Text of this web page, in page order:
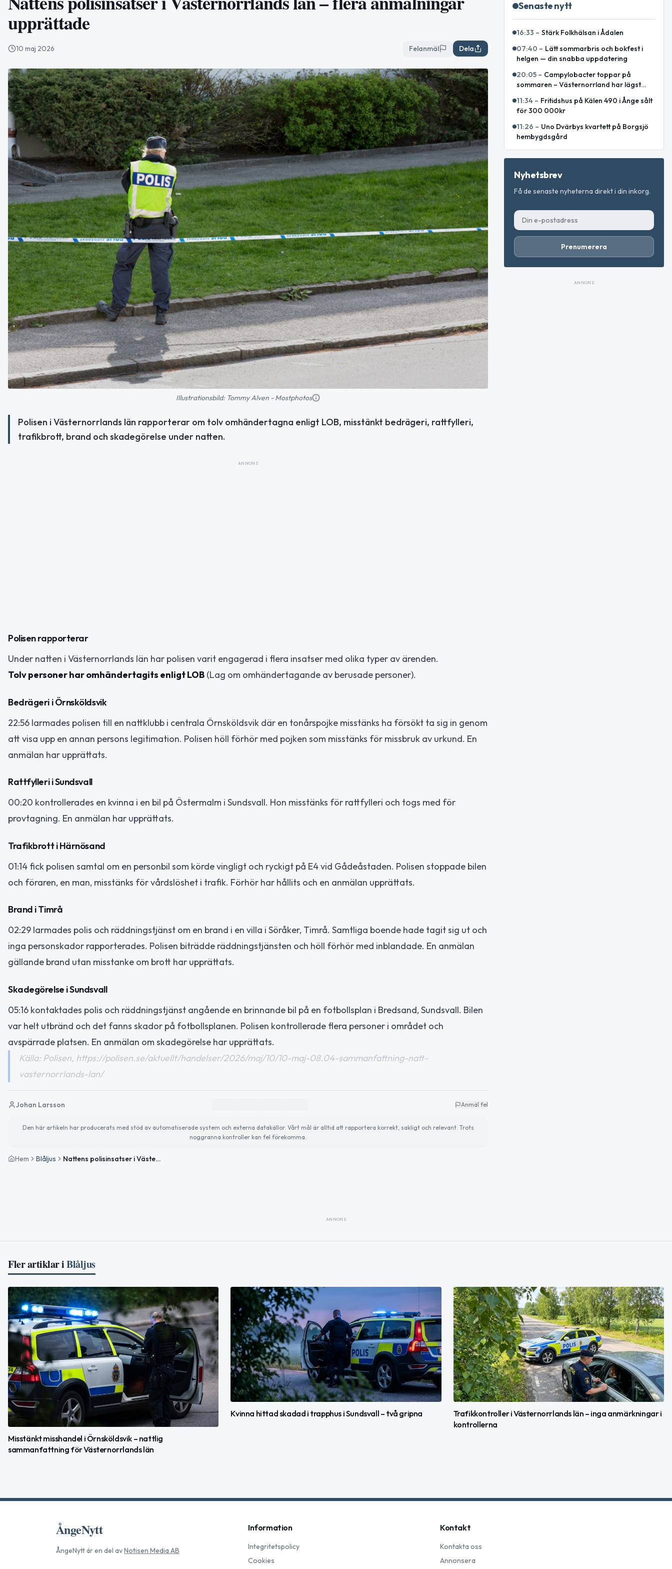
upprättade
10 maj 2026 Felanmäl Dela
Illustrationsbild: Tommy Alven - Mostphotos
Polisen i Västernorrlands län rapporterar om tolv omhändertagna enligt LOB, misstänkt bedrägeri, rattfylleri,
trafikbrott, brand och skadegörelse under natten.
ANNONS
Polisen rapporterar
Under natten i Västernorrlands län har polisen varit engagerad i flera insatser med olika typer av ärenden.
Tolv personer har omhändertagits enligt LOB (Lag om omhändertagande av berusade personer).
Bedrägeri i Örnsköldsvik
22:56 larmades polisen till en nattklubb i centrala Örnsköldsvik där en tonårspojke misstänks ha försökt ta sig in genom
att visa upp en annan persons legitimation. Polisen höll förhör med pojken som misstänks för missbruk av urkund. En
anmälan har upprättats.
Rattfylleri i Sundsvall
00:20 kontrollerades en kvinna i en bil på Östermalm i Sundsvall. Hon misstänks för rattfylleri och togs med för
provtagning. En anmälan har upprättats.
Trafikbrott i Härnösand
01:14 fick polisen samtal om en personbil som körde vingligt och ryckigt på E4 vid Gådeåstaden. Polisen stoppade bilen
och föraren, en man, misstänks för vårdslöshet i trafik. Förhör har hållits och en anmälan upprättats.
Brand i Timrå
02:29 larmades polis och räddningstjänst om en brand i en villa i Söråker, Timrå. Samtliga boende hade tagit sig ut och
inga personskador rapporterades. Polisen biträdde räddningstjänsten och höll förhör med inblandade. En anmälan
gällande brand utan misstanke om brott har upprättats.
Skadegörelse i Sundsvall
05:16 kontaktades polis och räddningstjänst angående en brinnande bil på en fotbollsplan i Bredsand, Sundsvall. Bilen
var helt utbränd och det fanns skador på fotbollsplanen. Polisen kontrollerade flera personer i området och
avspärrade platsen. En anmälan om skadegörelse har upprättats.
Källa: Polisen, https://polisen.se/aktuellt/handelser/2026/maj/10/10-maj-08.04-sammanfattning-natt-
vasternorrlands-lan/
Johan Larsson Anmäl fel
Den här artikeln har producerats med stöd av automatiserade system och externa datakällor. Vårt mål är alltid att rapportera korrekt, sakligt och relevant. Trots
noggranna kontroller kan fel förekomma.
Hem Blåljus Nattens polisinsatser i Västernorrlands län – flera anmälningar upprättade
Senaste nytt
16:33 – Stärk Folkhälsan i Ådalen
07:40 – Lätt sommarbris och bokfest i
helgen — din snabba uppdatering
20:05 – Campylobacter toppar på
sommaren – Västernorrland har lägst
11:34 – Fritidshus på Kälen 490 i Ånge sålt
för 300 000kr
11:26 – Uno Dvärbys kvartett på Borgsjö
hembygdsgård
Nyhetsbrev
Få de senaste nyheterna direkt i din inkorg.
Prenumerera
ANNONS
ANNONS
Fler artiklar iBlåljus
Misstänkt misshandel i Örnsköldsvik – nattlig
sammanfattning för Västernorrlands län
Kvinna hittad skadad i trapphus i Sundsvall – två gripna
Trafikkontroller i Västernorrlands län – inga anmärkningar i
kontrollerna
ÅngeNytt
ÅngeNyttär en del avNotisen Media AB
Information
Integritetspolicy
Cookies
Kontakt
Kontakta oss
Annonsera